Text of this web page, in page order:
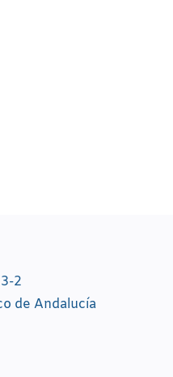
2
de Andalucía